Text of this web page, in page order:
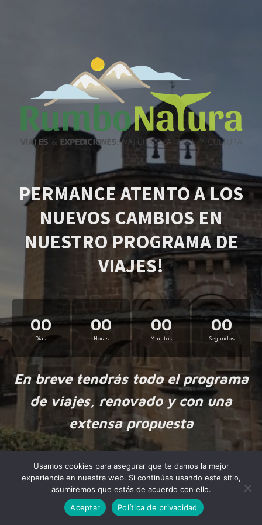
PERMANCE ATENTO A LOS
NUEVOS CAMBIOS EN
NUESTRO PROGRAMA DE
VIAJES!
00
Días
00
Horas
00
Minutos
00
Segundos
En breve tendrás todo el programa
de viajes, renovado y con una
extensa propuesta
Made byNiteoThemeswith love.
Usamos cookies para asegurar que te damos la mejor
experiencia en nuestra web. Si continúas usando este sitio,
asumiremos que estás de acuerdo con ello.
Aceptar
Política de privacidad